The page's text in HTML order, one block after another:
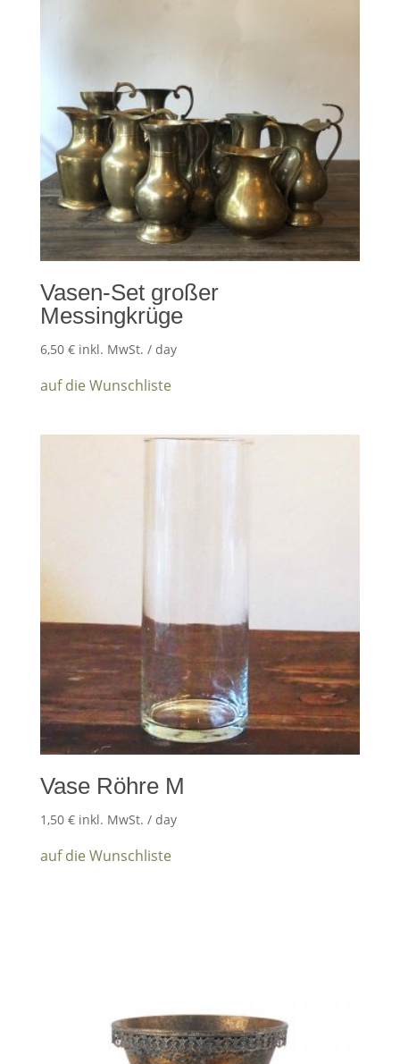
Vasen-Set großer
Messingkrüge
6,50 € inkl. MwSt. / day
auf die Wunschliste
Vase Röhre M
1,50 € inkl. MwSt. / day
auf die Wunschliste